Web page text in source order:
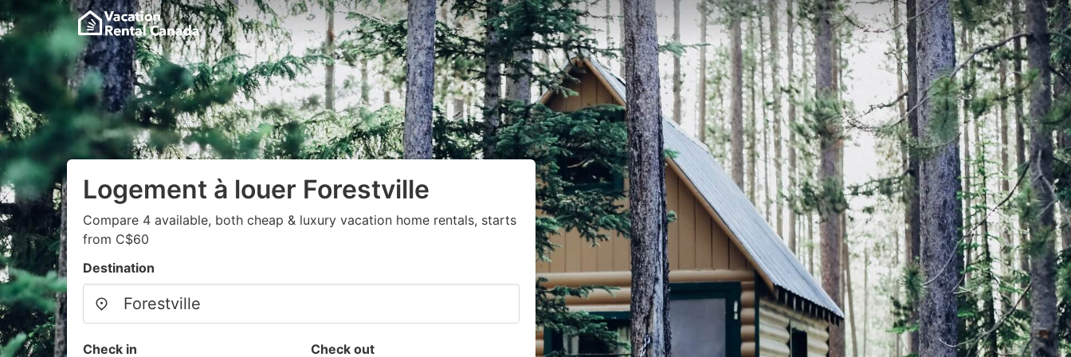
Logement à louer Forestville
Compare 4 available, both cheap & luxury vacation home rentals, starts
from C$60
Destination
Check in Check out